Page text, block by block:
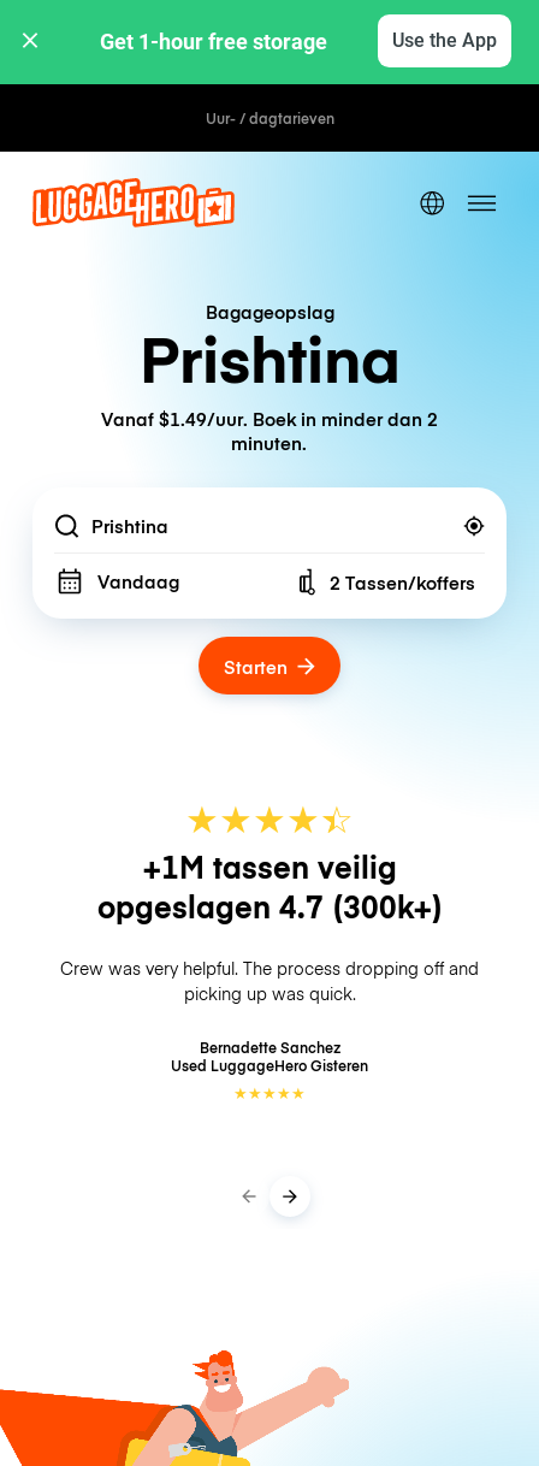
Get 1-hour free storage Use the App
Uur- / dagtarieven
Bagageopslag
Prishtina
Vanaf $1.49/uur. Boek in minder dan 2
minuten.
Location
Vandaag Number of bags
2 Tassen/koffers
Starten
★★★★☆
★
+1M tassen veilig
opgeslagen 4.7 (300k+)
Crew was very helpful. The process dropping off and
picking up was quick.
Bernadette Sanchez
Used LuggageHeroGisteren
★★★★★